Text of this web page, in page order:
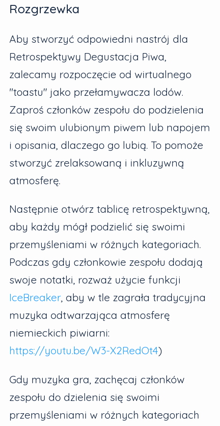
Rozgrzewka
Aby stworzyć odpowiedni nastrój dla
Retrospektywy Degustacja Piwa,
zalecamy rozpoczęcie od wirtualnego
"toastu" jako przełamywacza lodów.
Zaproś członków zespołu do podzielenia
się swoim ulubionym piwem lub napojem
i opisania, dlaczego go lubią. To pomoże
stworzyć zrelaksowaną i inkluzywną
atmosferę.
Następnie otwórz tablicę retrospektywną,
aby każdy mógł podzielić się swoimi
przemyśleniami w różnych kategoriach.
Podczas gdy członkowie zespołu dodają
swoje notatki, rozważ użycie funkcji
IceBreaker, aby w tle zagrała tradycyjna
muzyka odtwarzająca atmosferę
niemieckich piwiarni:
https://youtu.be/W3-X2RedOt4)
Gdy muzyka gra, zachęcaj członków
zespołu do dzielenia się swoimi
przemyśleniami w różnych kategoriach